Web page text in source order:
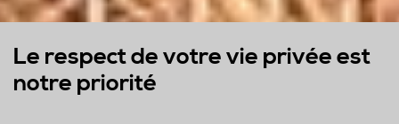
Le respect de votre vie privée est
notre priorité